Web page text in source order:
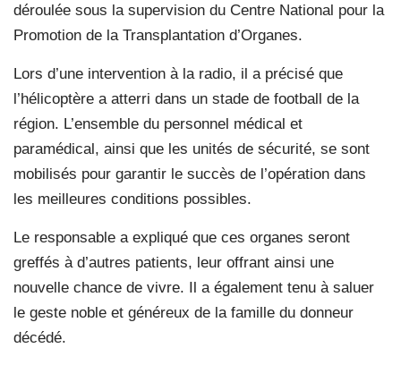
déroulée sous la supervision du Centre National pour la
Promotion de la Transplantation d’Organes.
Lors d’une intervention à la radio, il a précisé que
l’hélicoptère a atterri dans un stade de football de la
région. L’ensemble du personnel médical et
paramédical, ainsi que les unités de sécurité, se sont
mobilisés pour garantir le succès de l’opération dans
les meilleures conditions possibles.
Le responsable a expliqué que ces organes seront
greffés à d’autres patients, leur offrant ainsi une
nouvelle chance de vivre. Il a également tenu à saluer
le geste noble et généreux de la famille du donneur
décédé.